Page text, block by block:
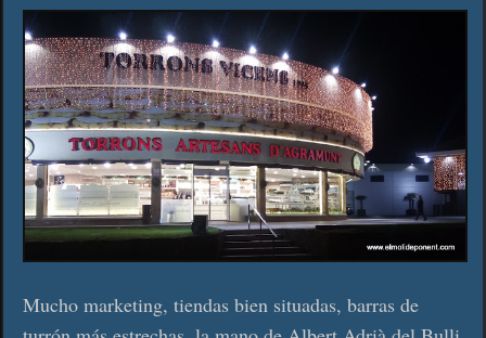
Mucho marketing, tiendas bien situadas, barras de